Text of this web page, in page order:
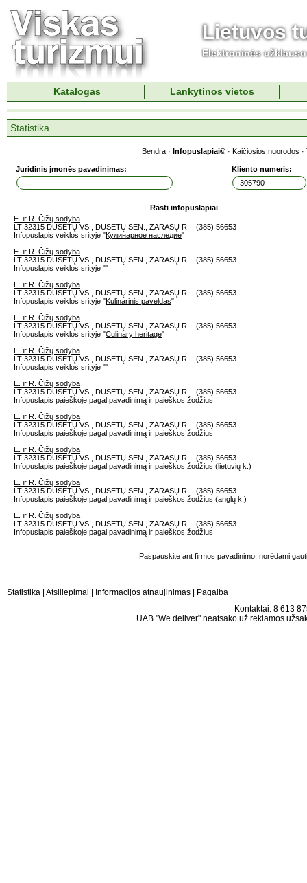
Lietuvos
Elektroninės
Katalogas Lankytinos vietos
Statistika
Bendra · Infopuslapiai© · Kaičiosios nuorodos ·
Juridinis įmonės pavadinimas: Kliento numeris:
Rasti infopuslapiai
E. ir R. Čižų sodyba
LT-32315 DUSETŲ VS., DUSETŲ SEN., ZARASŲ R. - (385) 56653
Infopuslapis veiklos srityje "Кулинарное наследие"
E. ir R. Čižų sodyba
LT-32315 DUSETŲ VS., DUSETŲ SEN., ZARASŲ R. - (385) 56653
Infopuslapis veiklos srityje ""
E. ir R. Čižų sodyba
LT-32315 DUSETŲ VS., DUSETŲ SEN., ZARASŲ R. - (385) 56653
Infopuslapis veiklos srityje "Kulinarinis paveldas"
E. ir R. Čižų sodyba
LT-32315 DUSETŲ VS., DUSETŲ SEN., ZARASŲ R. - (385) 56653
Infopuslapis veiklos srityje "Culinary heritage"
E. ir R. Čižų sodyba
LT-32315 DUSETŲ VS., DUSETŲ SEN., ZARASŲ R. - (385) 56653
Infopuslapis veiklos srityje ""
E. ir R. Čižų sodyba
LT-32315 DUSETŲ VS., DUSETŲ SEN., ZARASŲ R. - (385) 56653
Infopuslapis paieškoje pagal pavadinimą ir paieškos žodžius
E. ir R. Čižų sodyba
LT-32315 DUSETŲ VS., DUSETŲ SEN., ZARASŲ R. - (385) 56653
Infopuslapis paieškoje pagal pavadinimą ir paieškos žodžius
E. ir R. Čižų sodyba
LT-32315 DUSETŲ VS., DUSETŲ SEN., ZARASŲ R. - (385) 56653
Infopuslapis paieškoje pagal pavadinimą ir paieškos žodžius (lietuvių k.)
E. ir R. Čižų sodyba
LT-32315 DUSETŲ VS., DUSETŲ SEN., ZARASŲ R. - (385) 56653
Infopuslapis paieškoje pagal pavadinimą ir paieškos žodžius (anglų k.)
E. ir R. Čižų sodyba
LT-32315 DUSETŲ VS., DUSETŲ SEN., ZARASŲ R. - (385) 56653
Infopuslapis paieškoje pagal pavadinimą ir paieškos žodžius
Paspauskite ant firmos pavadinimo, norėdami
Statistika Atsiliepimai Informacijos atnaujinimas
Pagalba
Kontaktai: 8 613
UAB "We deliver" neatsako už reklamos